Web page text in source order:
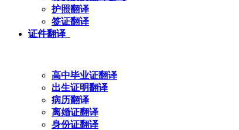
护照翻译
签证翻译
证件翻译
高中毕业证翻译
出生证明翻译
病历翻译
离婚证翻译
身份证翻译